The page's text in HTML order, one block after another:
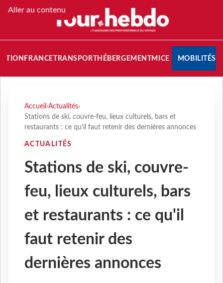
Aller au contenu
FRANCETRANSPORT HÉBERGEMENTMICE MOBILITÉS
Accueil ›Actualités›
Stations de ski, couvre-feu, lieux culturels, bars et
restaurants : ce qu'il faut retenir des dernières annonces
ACTUALITÉS
Stations de ski, couvre-
feu, lieux culturels, bars
et restaurants : ce qu'il
faut retenir des
dernières annonces